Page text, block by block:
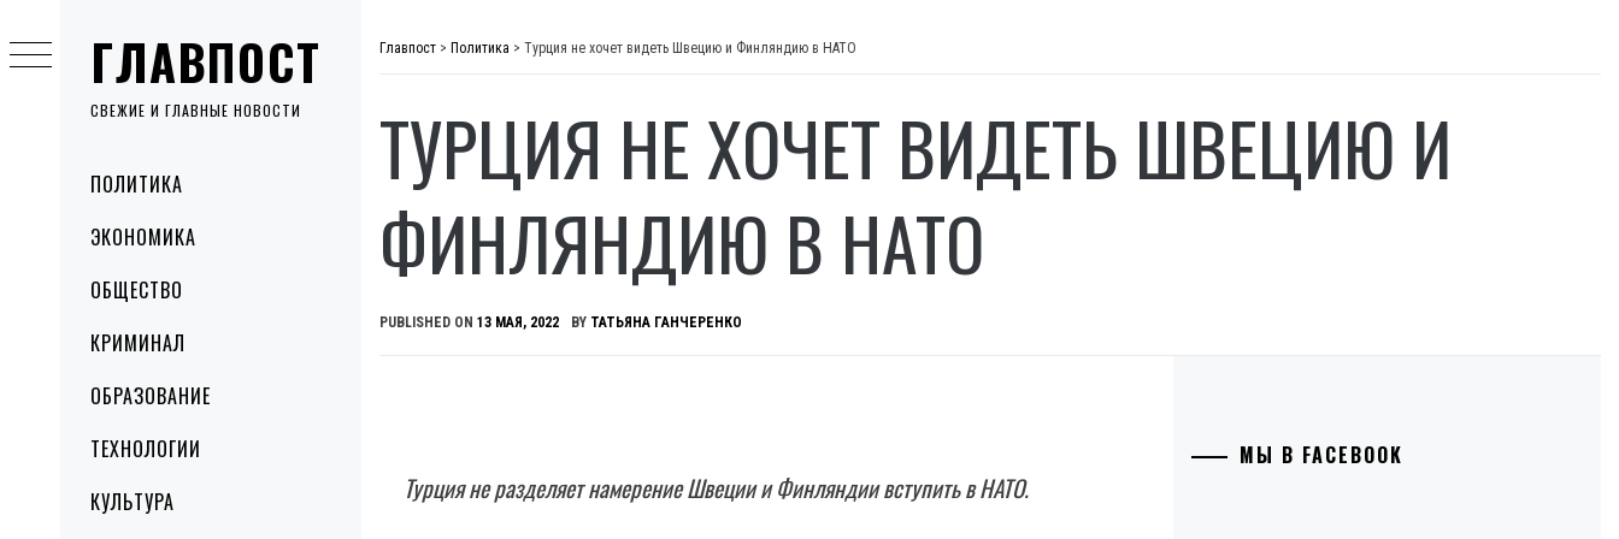
ГЛАВПОСТ
СВЕЖИЕ И ГЛАВНЫЕ НОВОСТИ
MenuПОЛИТИКА
ЭКОНОМИКА
ОБЩЕСТВО
КРИМИНАЛ
ОБРАЗОВАНИЕ
ТЕХНОЛОГИИ
КУЛЬТУРА
to
content
Главпост > Политика > Турция не хочет видеть Швецию и Финляндию в НАТО
ТУРЦИЯ НЕ ХОЧЕТ ВИДЕТЬ ШВЕЦИЮ И
ФИНЛЯНДИЮ В НАТО
PUBLISHED ON 13 МАЯ, 2022 BY ТАТЬЯНА ГАНЧЕРЕНКО
Турция не разделяет намерение Швеции и Финляндии вступить в НАТО.
МЫ В FACEBOOK